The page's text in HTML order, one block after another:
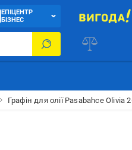
ЕПІЦЕНТР
БІЗНЕС
Графін для олії Pasabahce Olivia